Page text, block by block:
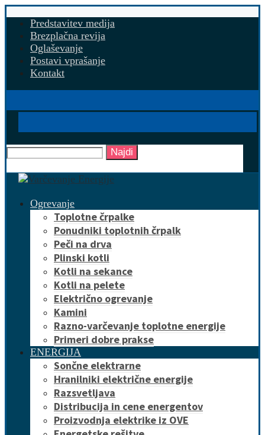
Predstavitev medija
Brezplačna revija
Oglaševanje
Postavi vprašanje
Kontakt
Najdi
Ogrevanje
Toplotne črpalke
Ponudniki toplotnih črpalk
Peči na drva
Plinski kotli
Kotli na sekance
Kotli na pelete
Električno ogrevanje
Kamini
Razno-varčevanje toplotne energije
Primeri dobre prakse
ENERGIJA
Sončne elektrarne
Hranilniki električne energije
Razsvetljava
Distribucija in cene energentov
Proizvodnja elektrike iz OVE